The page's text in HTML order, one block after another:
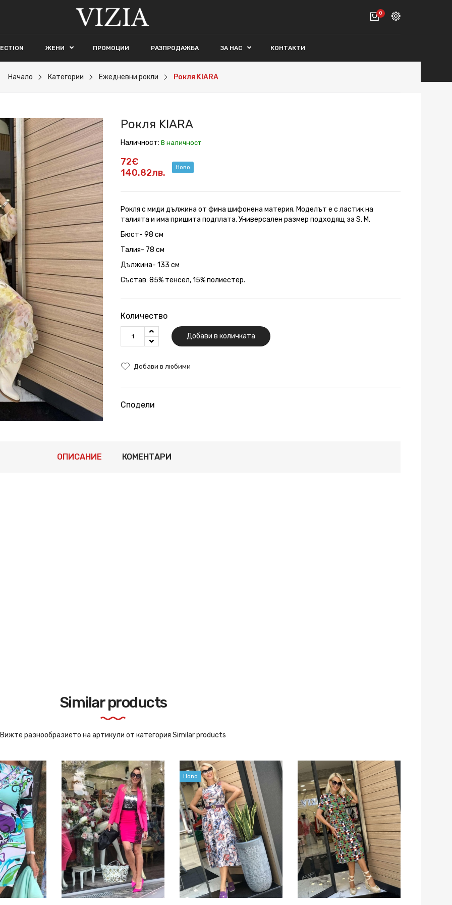
0
ВАШАТА КОЛИЧКА Е ПРАЗНА.
ЖЕНИ ПРОМОЦИИ РАЗПРОДАЖБА ЗА НАС КОНТАКТИ
Начало Категории Ежедневни рокли Рокля KIARA
Рокля KIARA
Наличност: В наличност
72€
140.82лв.
Ново
Рокля с миди дължина от фина шифонена материя. Моделът е с ластик на
талията и има пришита подплата. Универсален размер подходящ за S, M.
Бюст- 98 см
Талия- 78 см
Дължина- 133 см
Състав: 85% тенсел, 15% полиестер.
Количество
Добави в количката
Добави в любими
Сподели
ОПИСАНИЕ КОМЕНТАРИ
Similar products
Вижте разнообразието на артикули от категория Similar products
Ново